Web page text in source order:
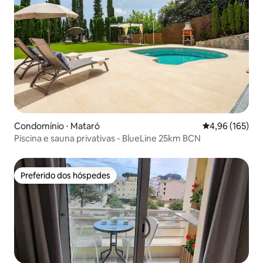
Condomínio ⋅ Mataró 4,96 de uma
4,96 (165)
Piscina e sauna privativas - BlueLine 25km BCN
Preferido dos hóspedes
Preferido dos hóspedes